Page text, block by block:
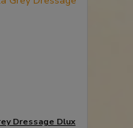
Dressage Dlux